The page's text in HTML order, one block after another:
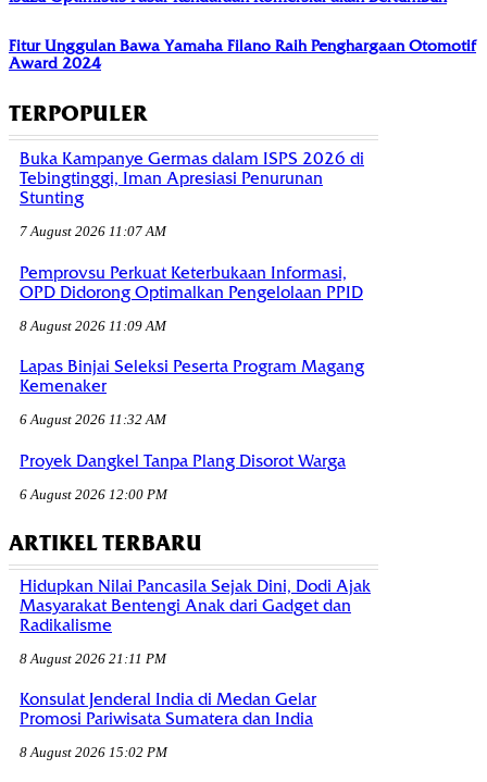
Fitur Unggulan Bawa Yamaha Filano Raih Penghargaan Otomotif
Award 2024
TERPOPULER
Buka Kampanye Germas dalam ISPS 2026 di
Tebingtinggi, Iman Apresiasi Penurunan
Stunting
7 August 2026 11:07 AM
Pemprovsu Perkuat Keterbukaan Informasi,
OPD Didorong Optimalkan Pengelolaan PPID
8 August 2026 11:09 AM
Lapas Binjai Seleksi Peserta Program Magang
Kemenaker
6 August 2026 11:32 AM
Proyek Dangkel Tanpa Plang Disorot Warga
6 August 2026 12:00 PM
ARTIKEL TERBARU
Hidupkan Nilai Pancasila Sejak Dini, Dodi Ajak
Masyarakat Bentengi Anak dari Gadget dan
Radikalisme
8 August 2026 21:11 PM
Konsulat Jenderal India di Medan Gelar
Promosi Pariwisata Sumatera dan India
8 August 2026 15:02 PM